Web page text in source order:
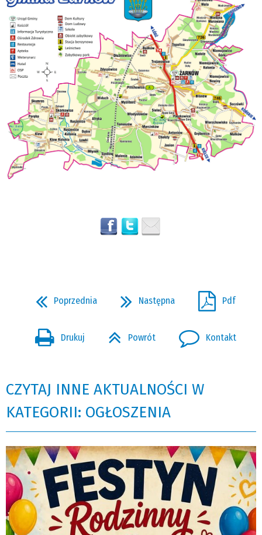
Poprzednia Następna Pdf
Drukuj Powrót Kontakt
CZYTAJ INNE AKTUALNOŚCI W
KATEGORII: OGŁOSZENIA